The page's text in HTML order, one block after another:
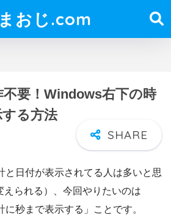
おじ.com
要！Windows右下の時
る方法
と日付が表示されてる人は多いと思
えられる）、今回やりたいのは
に秒まで表示する」ことです。